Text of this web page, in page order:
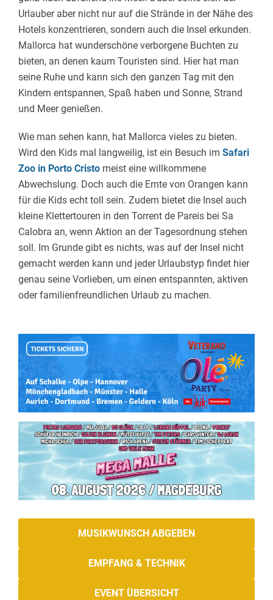
Urlauber aber nicht nur auf die Strände in der Nähe des
Hotels konzentrieren, sondern auch die Insel erkunden.
Mallorca hat wunderschöne verborgene Buchten zu
bieten, an denen kaum Touristen sind. Hier hat man
seine Ruhe und kann sich den ganzen Tag mit den
Kindern entspannen, Spaß haben und Sonne, Strand
und Meer genießen.
Wie man sehen kann, hat Mallorca vieles zu bieten.
Wird den Kids mal langweilig, ist ein Besuch im Safari
Zoo in Porto Cristo meist eine willkommene
Abwechslung. Doch auch die Ernte von Orangen kann
für die Kids echt toll sein. Zudem bietet die Insel auch
kleine Klettertouren in den Torrent de Pareis bei Sa
Calobra an, wenn Aktion an der Tagesordnung stehen
soll. Im Grunde gibt es nichts, was auf der Insel nicht
gemacht werden kann und jeder Urlaubstyp findet hier
genau seine Vorlieben, um einen entspannten, aktiven
oder familienfreundlichen Urlaub zu machen.
MUSIKWUNSCH ABGEBEN
EMPFANG & TECHNIK
EVENT ÜBERSICHT